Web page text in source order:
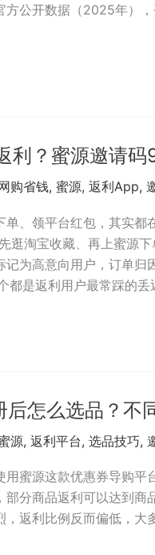
公开数据（2025年）
利？蜜源邀请
购省钱, 蜜源, 返利App,
、领平台红包，其实都
逛淘宝收藏、再上蜜源
为高意向用户，订单归
都是返利用户最常踩的
怎么选品？不
源, 返利平台, 选品技巧,
蜜源这款优惠券导购
分商品返利可以达到
返利比例反而偏低，大